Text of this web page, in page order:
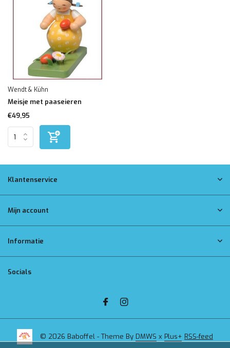
Wendt & Kühn
Meisje met paaseieren
€49,95
Klantenservice
Mijn account
Informatie
Socials
© 2026 Baboffel - Theme By DMWS x Plus+ RSS-feed